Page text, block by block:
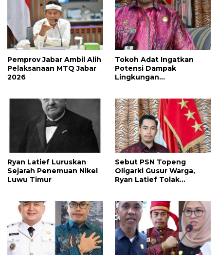
Pemprov Jabar Ambil Alih
Pelaksanaan MTQ Jabar
2026
Tokoh Adat Ingatkan
Potensi Dampak
Lingkungan
Luwu Timur
Ryan Latief Luruskan
Sejarah Penemuan Nikel
Luwu Timur
Sebut PSN Topeng
Oligarki Gusur Warga,
Ryan Latief Tolak